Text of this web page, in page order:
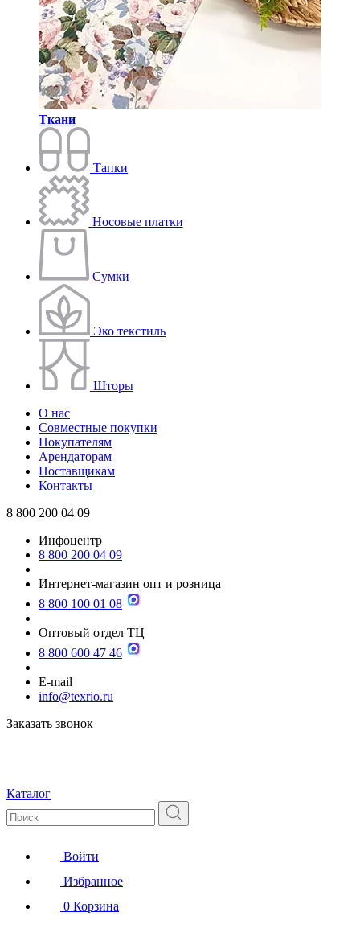
Ткани
Тапки
Носовые платки
Сумки
Эко текстиль
Шторы
О нас
Совместные покупки
Покупателям
Арендаторам
Поставщикам
Контакты
8 800 200 04 09
Инфоцентр
8 800 200 04 09
Интернет-магазин опт и розница
8 800 100 01 08
Оптовый отдел ТЦ
8 800 600 47 46
E-mail
info@texrio.ru
Заказать звонок
Каталог
Войти
Избранное
0 Корзина